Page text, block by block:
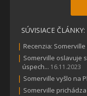
SÚVISIACE ČLÁNKY:
| Recenzia: Somerville
| Somerville oslavuje
úspech... 16.11.2023
| Somerville vyšlo na
| Somerville